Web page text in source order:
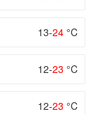
13-24 °C
12-23 °C
12-23 °C